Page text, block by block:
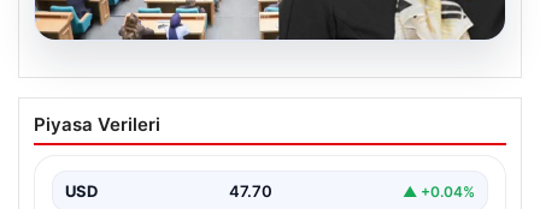
05.08.2026
Üsküdar Belediyesi’nde başkanvekili
Sibel Tan Çetinkaya oldu
Piyasa Verileri
USD 47.70 ▲ +0.04%